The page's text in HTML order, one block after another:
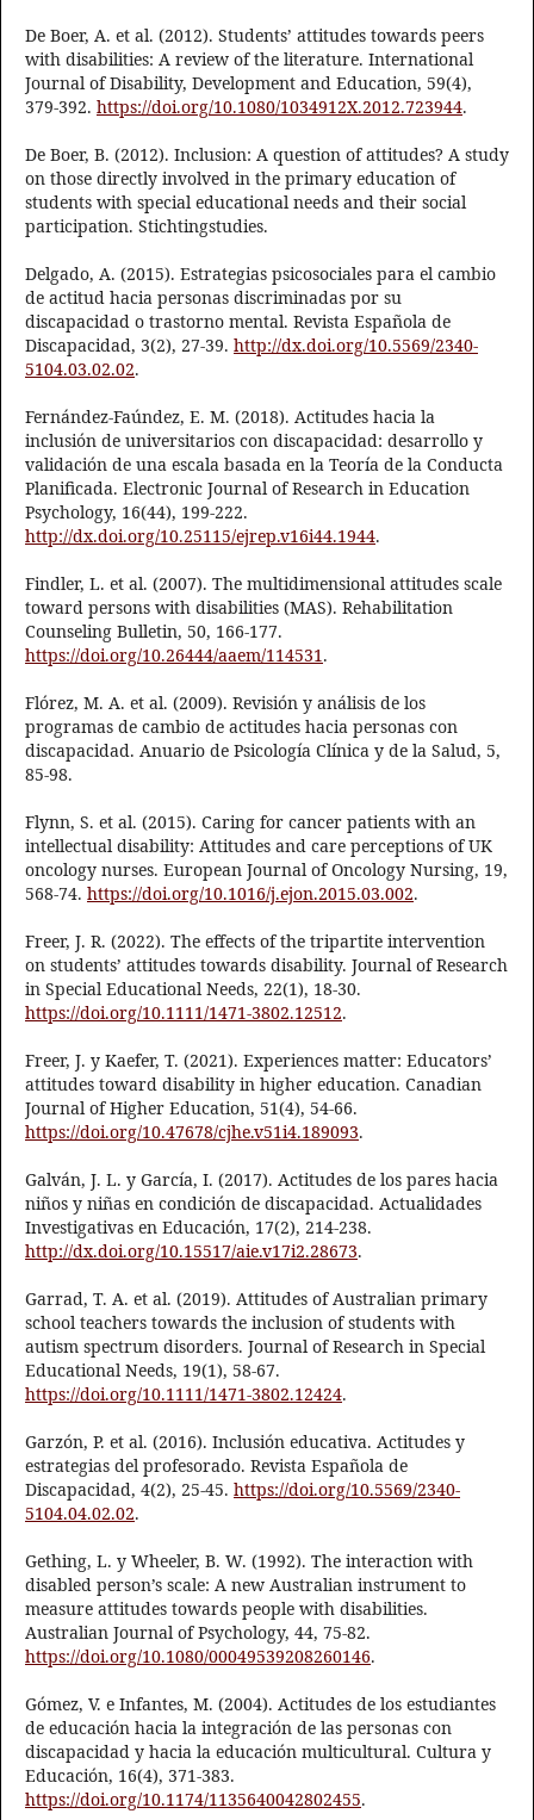
De Boer, A. et al. (2012). Students’ attitudes towards peers
with disabilities: A review of the literature. International
Journal of Disability, Development and Education, 59(4),
379-392. https://doi.org/10.1080/1034912X.2012.723944.
De Boer, B. (2012). Inclusion: A question of attitudes? A study
on those directly involved in the primary education of
students with special educational needs and their social
participation. Stichtingstudies.
Delgado, A. (2015). Estrategias psicosociales para el cambio
de actitud hacia personas discriminadas por su
discapacidad o trastorno mental. Revista Española de
Discapacidad, 3(2), 27-39. http://dx.doi.org/10.5569/2340-
5104.03.02.02.
Fernández-Faúndez, E. M. (2018). Actitudes hacia la
inclusión de universitarios con discapacidad: desarrollo y
validación de una escala basada en la Teoría de la Conducta
Planificada. Electronic Journal of Research in Education
Psychology, 16(44), 199-222.
http://dx.doi.org/10.25115/ejrep.v16i44.1944.
Findler, L. et al. (2007). The multidimensional attitudes scale
toward persons with disabilities (MAS). Rehabilitation
Counseling Bulletin, 50, 166-177.
https://doi.org/10.26444/aaem/114531.
Flórez, M. A. et al. (2009). Revisión y análisis de los
programas de cambio de actitudes hacia personas con
discapacidad. Anuario de Psicología Clínica y de la Salud, 5,
85-98.
Flynn, S. et al. (2015). Caring for cancer patients with an
intellectual disability: Attitudes and care perceptions of UK
oncology nurses. European Journal of Oncology Nursing, 19,
568-74. https://doi.org/10.1016/j.ejon.2015.03.002.
Freer, J. R. (2022). The effects of the tripartite intervention
on students’ attitudes towards disability. Journal of Research
in Special Educational Needs, 22(1), 18-30.
https://doi.org/10.1111/1471-3802.12512.
Freer, J. y Kaefer, T. (2021). Experiences matter: Educators’
attitudes toward disability in higher education. Canadian
Journal of Higher Education, 51(4), 54-66.
https://doi.org/10.47678/cjhe.v51i4.189093.
Galván, J. L. y García, I. (2017). Actitudes de los pares hacia
niños y niñas en condición de discapacidad. Actualidades
Investigativas en Educación, 17(2), 214-238.
http://dx.doi.org/10.15517/aie.v17i2.28673.
Garrad, T. A. et al. (2019). Attitudes of Australian primary
school teachers towards the inclusion of students with
autism spectrum disorders. Journal of Research in Special
Educational Needs, 19(1), 58-67.
https://doi.org/10.1111/1471-3802.12424.
Garzón, P. et al. (2016). Inclusión educativa. Actitudes y
estrategias del profesorado. Revista Española de
Discapacidad, 4(2), 25-45. https://doi.org/10.5569/2340-
5104.04.02.02.
Gething, L. y Wheeler, B. W. (1992). The interaction with
disabled person’s scale: A new Australian instrument to
measure attitudes towards people with disabilities.
Australian Journal of Psychology, 44, 75-82.
https://doi.org/10.1080/00049539208260146.
Gómez, V. e Infantes, M. (2004). Actitudes de los estudiantes
de educación hacia la integración de las personas con
discapacidad y hacia la educación multicultural. Cultura y
Educación, 16(4), 371-383.
https://doi.org/10.1174/1135640042802455.